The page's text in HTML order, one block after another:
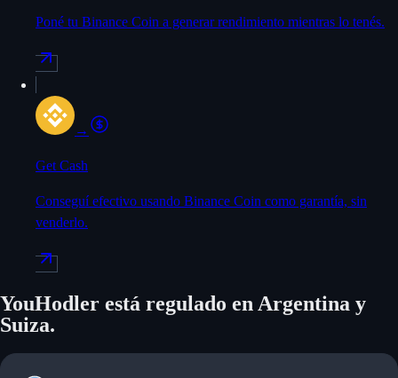
Poné tu Binance Coin a generar rendimiento mientras lo tenés.
→
Get Cash
Conseguí efectivo usando Binance Coin como garantía, sin
venderlo.
YouHodler está regulado en Argentina y
Suiza.